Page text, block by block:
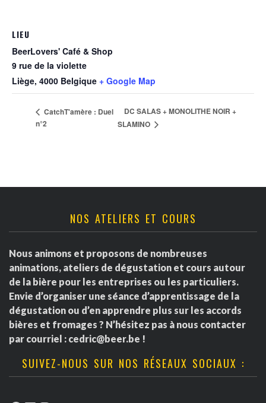
LIEU
BeerLovers' Café & Shop
9 rue de la violette
Liège, 4000 Belgique + Google Map
CatchT'amère : Duel
n°2
DC SALAS + MONOLITHE NOIR +
SLAMINO
NOS ATELIERS ET COURS
Nous animons et proposons de nombreuses
animations, ateliers de dégustation et cours autour
de la bière pour les entreprises ou les particuliers.
Envie d’organiser une séance d’apprentissage de la
dégustation ou d’en apprendre plus sur les accords
bières et fromages ? N’hésitez pas à nous contacter
par courriel : cedric@beer.be !
SUIVEZ-NOUS SUR NOS RÉSEAUX SOCIAUX :